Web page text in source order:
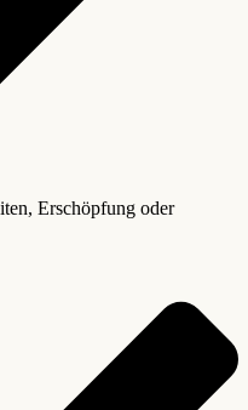
Erschöpfung oder